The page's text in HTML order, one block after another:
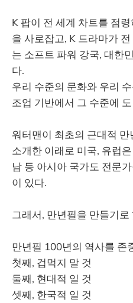
K 팝이 전 세계 차트를 점
을 사로잡고, K 드라마가
는 소프트 파워 강국, 대한
다.
우리 수준의 문화와 우리
조업 기반에서 그 수준에
워터맨이 최초의 근대적
소개한 이래로 미국, 유럽
남 등 아시아 국가도 전문
이 있다.
그래서, 만년필을 만들기로
만년필 100년의 역사를 존
첫째, 겁먹지 말 것
둘째, 현대적 일 것
셋째, 한국적 일 것